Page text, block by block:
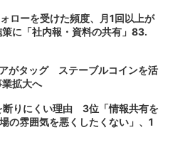
ローを受けた頻度、月1回以上が
に「社内報・資料の共有」83.
がタッグ ステーブルコインを活
拡大へ
断りにくい理由 3位「情報共有を
の雰囲気を悪くしたくない」、1